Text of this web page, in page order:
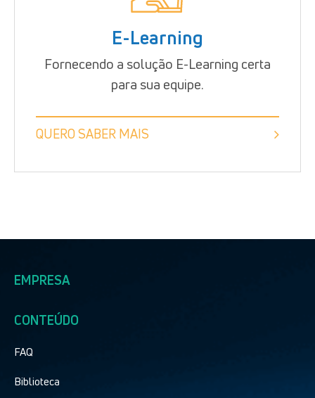
E-Learning
Fornecendo a solução E-Learning certa
para sua equipe.
QUERO SABER MAIS
EMPRESA
CONTEÚDO
FAQ
Biblioteca